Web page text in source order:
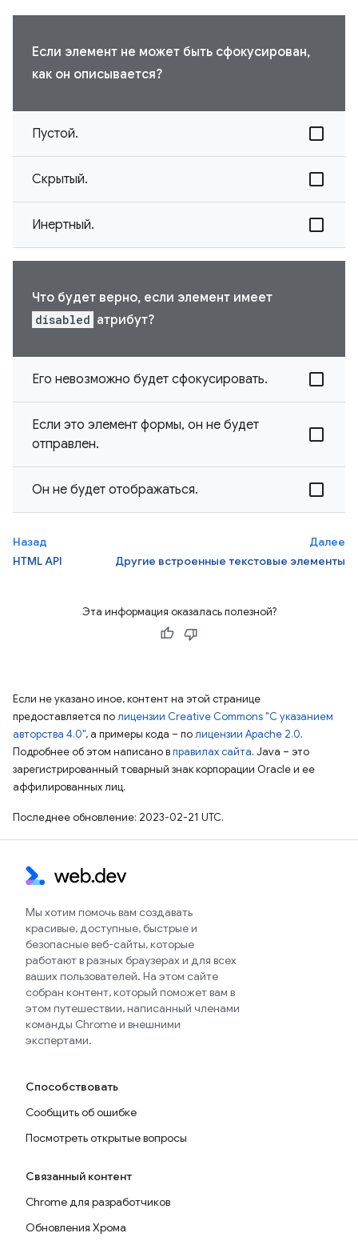
Если элемент не может быть сфокусирован,
как он описывается?
Пустой.
Скрытый.
Инертный.
Что будет верно, если элемент имеет
disabled атрибут?
Его невозможно будет сфокусировать.
Если это элемент формы, он не будет
отправлен.
Он не будет отображаться.
Назад
HTML API
Далее
Другие встроенные текстовые элементы
Эта информация оказалась полезной?
Если не указано иное, контент на этой странице
предоставляется полицензии Creative Commons "С указанием
авторства 4.0", а примеры кода – полицензии Apache 2.0.
Подробнее об этом написано вправилах сайта. Java – это
зарегистрированный товарный знак корпорации Oracle и ее
аффилированных лиц.
Последнее обновление: 2023-02-21 UTC.
Мы хотим помочь вам создавать
красивые, доступные, быстрые и
безопасные веб-сайты, которые
работают в разных браузерах и для всех
ваших пользователей. На этом сайте
собран контент, который поможет вам в
этом путешествии, написанный членами
команды Chrome и внешними
экспертами.
Способствовать
Сообщить об ошибке
Посмотреть открытые вопросы
Связанный контент
Chrome для разработчиков
Обновления Хрома